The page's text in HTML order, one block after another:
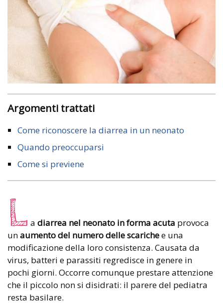
Argomenti trattati
Come riconoscere la diarrea in un neonato
Quando preoccuparsi
Come si previene
L a diarrea nel neonato in forma acuta provoca
unaumento del numero delle scarichee una
modificazione della loro consistenza. Causata da
virus, batteri e parassiti regredisce in genere in
pochi giorni. Occorre comunque prestare attenzione
che il piccolo non si disidrati: il parere del pediatra
resta basilare.